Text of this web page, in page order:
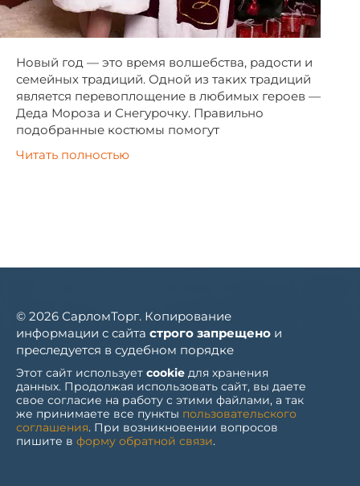
Новый год — это время волшебства, радости и
семейных традиций. Одной из таких традиций
является перевоплощение в любимых героев —
Деда Мороза и Снегурочку. Правильно
подобранные костюмы помогут
Читать полностью
© 2026 СарломТорг. Копирование
информации с сайта строго запрещено и
преследуется в судебном порядке
Этот сайт использует cookie для хранения
данных. Продолжая использовать сайт, вы даете
свое согласие на работу с этими файлами, а так
же принимаете все пункты пользовательского
соглашения. При возникновении вопросов
пишите в форму обратной связи.